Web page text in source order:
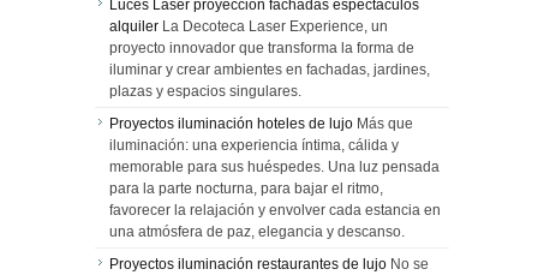
Luces Laser proyección fachadas espectáculos
alquiler La Decoteca Laser Experience, un
proyecto innovador que transforma la forma de
iluminar y crear ambientes en fachadas, jardines,
plazas y espacios singulares.
Proyectos iluminación hoteles de lujo Más que
iluminación: una experiencia íntima, cálida y
memorable para sus huéspedes. Una luz pensada
para la parte nocturna, para bajar el ritmo,
favorecer la relajación y envolver cada estancia en
una atmósfera de paz, elegancia y descanso.
Proyectos iluminación restaurantes de lujo No se